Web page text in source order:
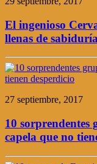
El ingenioso
llenas de sabiduría
27 septiembre, 2017
10 sorprendentes
capela que no